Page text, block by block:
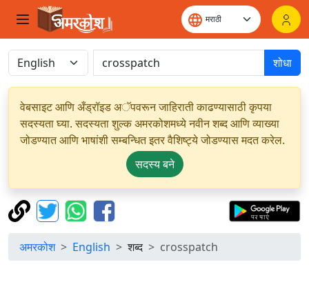
शोधा
वेबसाइट आणि अँड्रॉइड अॅपवरून जाहिराती काढण्यासाठी कृपया
सदस्यता घ्या. सदस्यता शुल्क अमरकोशमध्ये नवीन शब्द आणि व्याख्या
जोडण्यात आणि भाषांशी सम्बन्धित इतर वैशिष्ट्ये जोडण्यास मदत करेल.
सदस्य बने
अमरकोश English शब्द crosspatch